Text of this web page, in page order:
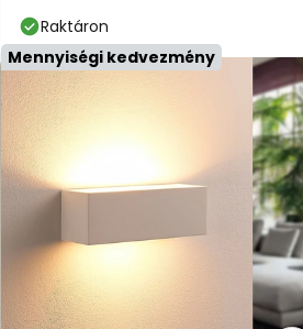
Raktáron
Mennyiségi kedvezmény